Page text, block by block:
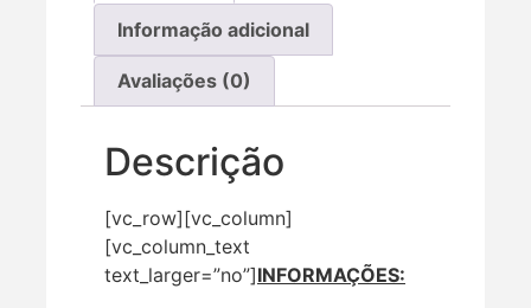
Informação adicional
Avaliações (0)
Descrição
[vc_row][vc_column]
[vc_column_text
text_larger=”no”]INFORMAÇÕES: